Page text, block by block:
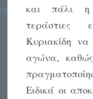
και πάλι
τεράστιες
Κυριακίδη
αγώνα,
Ειδικά οι